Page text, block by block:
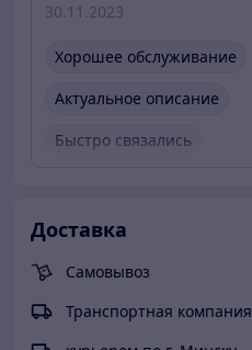
30.11.2023
Хорошее обслуживание
Актуальное описание
Быстро связались
Доставка
Самовывоз
Транспортная компания